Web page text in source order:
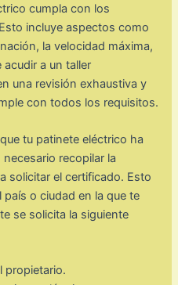
cumpla con los
incluye aspectos como
la velocidad máxima,
a un taller
una revisión exhaustiva y
con todos los requisitos.
tu patinete eléctrico ha
recopilar la
solicitar el certificado. Esto
o ciudad en la que te
se solicita la siguiente
propietario.